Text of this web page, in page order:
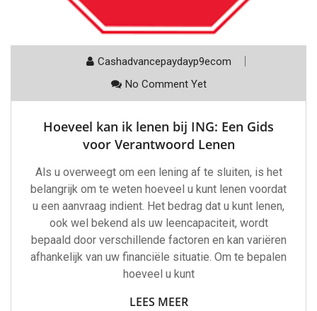
Cashadvancepaydayp9ecom
No Comment Yet
Hoeveel kan ik lenen bij ING: Een Gids
voor Verantwoord Lenen
Als u overweegt om een lening af te sluiten, is het
belangrijk om te weten hoeveel u kunt lenen voordat
u een aanvraag indient. Het bedrag dat u kunt lenen,
ook wel bekend als uw leencapaciteit, wordt
bepaald door verschillende factoren en kan variëren
afhankelijk van uw financiële situatie. Om te bepalen
hoeveel u kunt
LEES MEER